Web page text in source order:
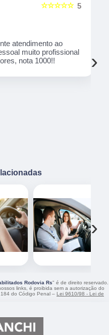
5
☆☆☆☆☆
atendimento ao
muito profissional
nota 1000!!
›
›
Rodovia Rs" é de direito reservado.
links, é proibida sem a autorização do
do Código Penal – Lei 9610/98 - Lei de